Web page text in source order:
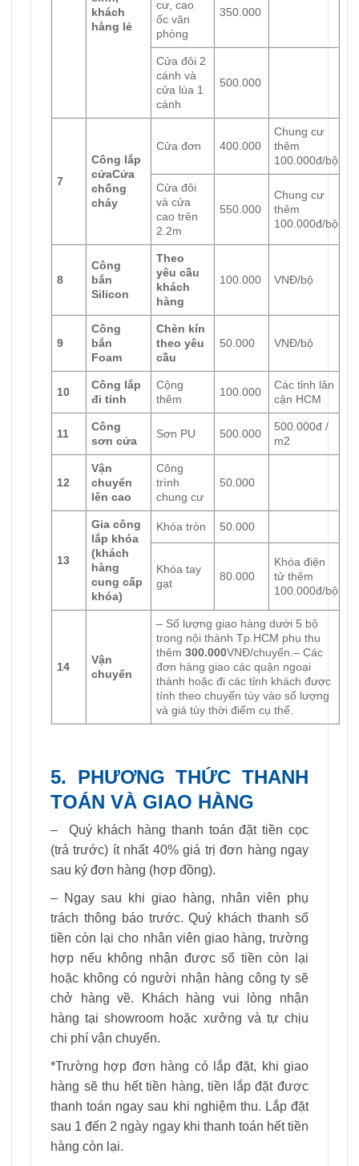
khách
hàng lẻ
cư, cao
ốc văn
phòng
350.000
Cửa đôi 2
cánh và
cửa lùa 1
cánh
500.000
7
Công lắp
cửaCửa
chống
cháy
Cửa đơn 400.000
Chung cư
thêm
100.000đ/bộ
Cửa đôi
và cửa
cao trên
2.2m
550.000
Chung cư
thêm
100.000đ/bộ
8
Công
bắn
Silicon
Theo
yêu cầu
khách
hàng
100.000 VNĐ/bộ
9
Công
bắn
Foam
Chèn kín
theo yêu
cầu
50.000 VNĐ/bộ
10
Công lắp
đi tỉnh
Cộng
thêm
100.000
Các tỉnh lân
cận HCM
11
Công
sơn cửa
Sơn PU 500.000
500.000đ /
m2
12
Vận
chuyển
lên cao
Công
trình
chung cư
50.000
13
Gia công
lắp khóa
(khách
hàng
cung cấp
khóa)
Khóa tròn 50.000
Khóa tay
gạt
80.000
Khóa điện
tử thêm
100.000đ/bộ
14
Vận
chuyển
– Số lượng giao hàng dưới 5 bộ
trong nội thành Tp.HCM phụ thu
thêm 300.000VNĐ/chuyến.– Các
đơn hàng giao các quận ngoại
thành hoặc đi các tỉnh khách được
tính theo chuyến tùy vào số lượng
và giá tùy thời điểm cụ thể.
5. PHƯƠNG THỨC THANH
TOÁN VÀ GIAO HÀNG
– Quý khách hàng thanh toán đặt tiền cọc
(trả trước) ít nhất 40% giá trị đơn hàng ngay
sau ký đơn hàng (hợp đồng).
– Ngay sau khi giao hàng, nhân viên phụ
trách thông báo trước. Quý khách thanh số
tiền còn lại cho nhân viên giao hàng, trường
hợp nếu không nhận được số tiền còn lại
hoặc không có người nhận hàng công ty sẽ
chở hàng về. Khách hàng vui lòng nhận
hàng tại showroom hoặc xưởng và tự chịu
chi phí vận chuyển.
*Trường hợp đơn hàng có lắp đặt, khi giao
hàng sẽ thu hết tiền hàng, tiền lắp đặt được
thanh toán ngay sau khi nghiệm thu. Lắp đặt
sau 1 đến 2 ngày ngay khi thanh toán hết tiền
hàng còn lại.